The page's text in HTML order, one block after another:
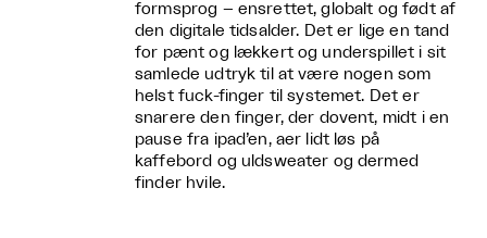
formsprog – ensrettet, globalt og født af
den digitale tidsalder. Det er lige en tand
for pænt og lækkert og underspillet i sit
samlede udtryk til at være nogen som
helst fuck-finger til systemet. Det er
snarere den finger, der dovent, midt i en
pause fra ipad’en, aer lidt løs på
kaffebord og uldsweater og dermed
finder hvile.